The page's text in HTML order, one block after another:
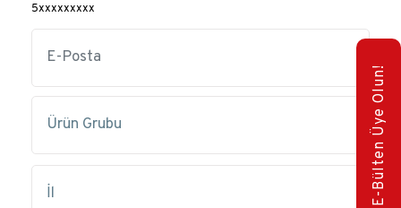
5xxxxxxxxx
E-Bülten Üye Olun!